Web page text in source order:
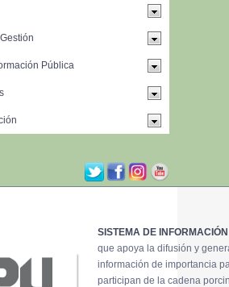
SISTEMA DE
que apoya la difusión y
información de importancia
participan de la cadena